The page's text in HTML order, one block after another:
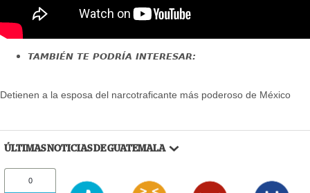
TAMBIÉN TE PODRÍA INTERESAR:
Detienen a la esposa del narcotraficante más poderoso de México
ÚLTIMAS NOTICIAS DE GUATEMALA
0